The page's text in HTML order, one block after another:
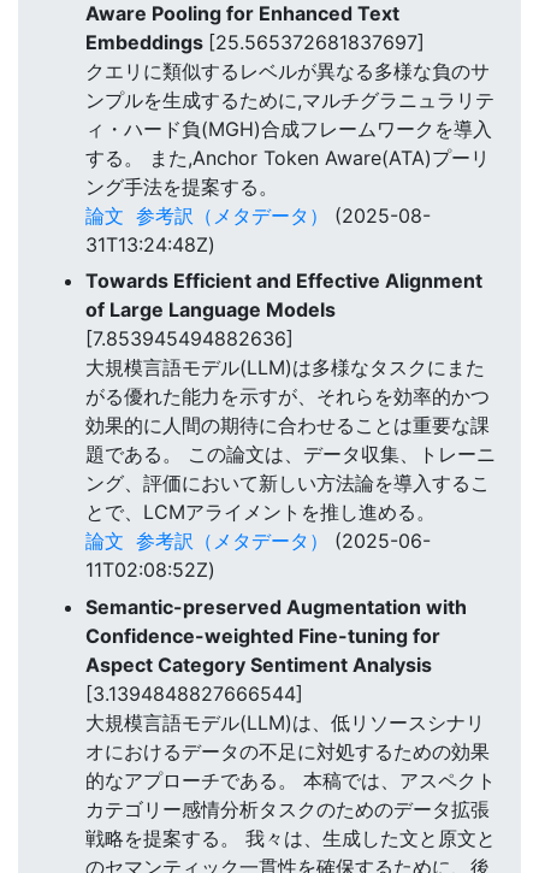
Aware Pooling for Enhanced Text
Embeddings [25.565372681837697]
クエリに類似するレベルが異なる多様な負のサ
ンプルを生成するために,マルチグラニュラリテ
ィ・ハード負(MGH)合成フレームワークを導入
する。 また,Anchor Token Aware(ATA)プーリ
ング手法を提案する。
論文 参考訳（メタデータ）
(2025-08-
31T13:24:48Z)
Towards Efficient and Effective Alignment
of Large Language Models
[7.853945494882636]
大規模言語モデル(LLM)は多様なタスクにまた
がる優れた能力を示すが、それらを効率的かつ
効果的に人間の期待に合わせることは重要な課
題である。 この論文は、データ収集、トレーニ
ング、評価において新しい方法論を導入するこ
とで、LCMアライメントを推し進める。
論文 参考訳（メタデータ）
(2025-06-
11T02:08:52Z)
Semantic-preserved Augmentation with
Confidence-weighted Fine-tuning for
Aspect Category Sentiment Analysis
[3.1394848827666544]
大規模言語モデル(LLM)は、低リソースシナリ
オにおけるデータの不足に対処するための効果
的なアプローチである。 本稿では、アスペクト
カテゴリー感情分析タスクのためのデータ拡張
戦略を提案する。 我々は、生成した文と原文と
のセマンティック一貫性を確保するために、後